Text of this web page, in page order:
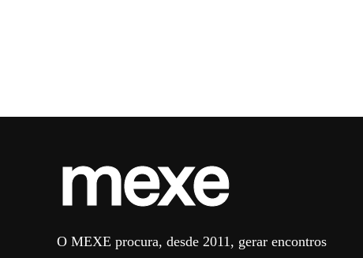
O MEXE procura, desde 2011, gerar encontros